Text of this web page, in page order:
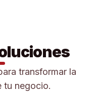
transformar la
tu negocio.